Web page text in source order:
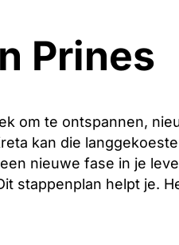
Prines
om te ontspannen,
kan die
nieuwe fase in je
stappenplan helpt je.